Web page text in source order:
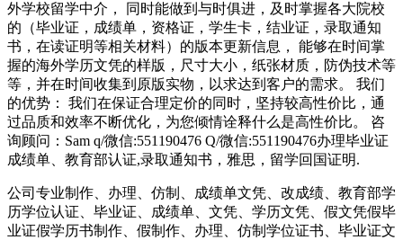
外学校留学中介， 同时能做到与时俱进，及时掌握各大院校
的（毕业证，成绩单，资格证，学生卡，结业证，录取通知
书，在读证明等相关材料）的版本更新信息， 能够在时间掌
握的海外学历文凭的样版，尺寸大小，纸张材质，防伪技术等
等，并在时间收集到原版实物，以求达到客户的需求。 我们
的优势： 我们在保证合理定价的同时，坚持较高性价比，通
过品质和效率不断优化，为您倾情诠释什么是高性价比。 咨
询顾问：Sam q/微信:551190476 Q/微信:551190476办理毕业证
成绩单、教育部认证,录取通知书，雅思，留学回国证明.
公司专业制作、办理、仿制、成绩单文凭、改成绩、教育部学
历学位认证、毕业证、成绩单、文凭、学历文凭、假文凭假毕
业证假学历书制作、假制作、办理、仿制学位证书、毕业证文